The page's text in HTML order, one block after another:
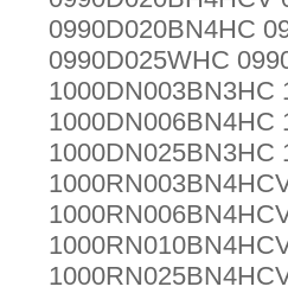
0990D020BN4HC
0990D025WHC
1000DN003BN3HC
1000DN006BN4HC
1000DN025BN3HC